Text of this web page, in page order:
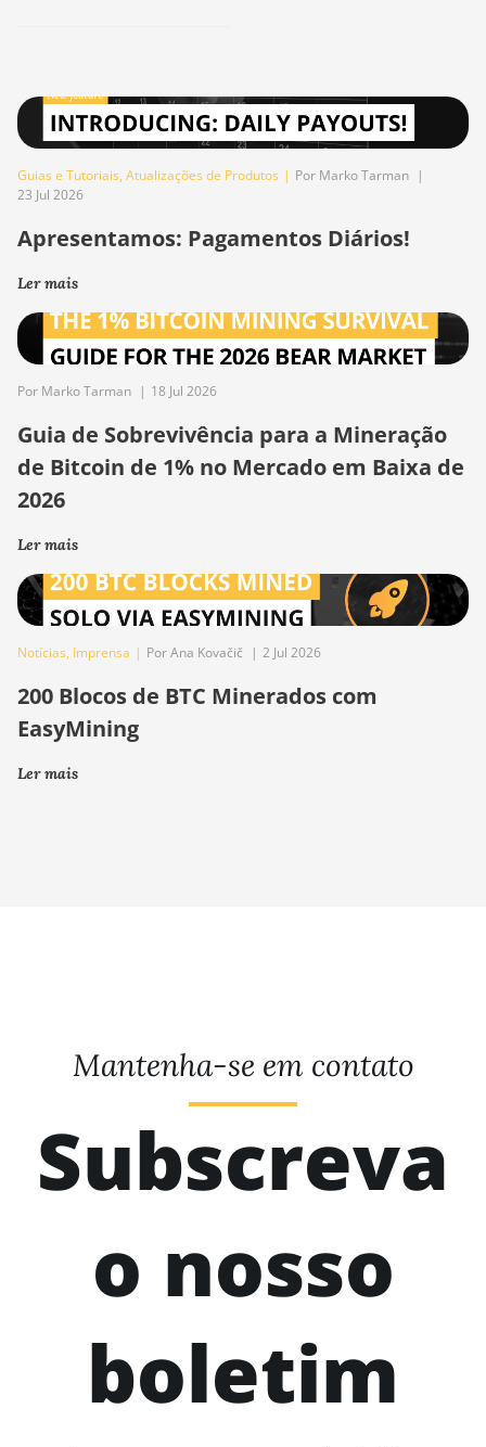
Guias e Tutoriais, Atualizações de Produtos | Por Marko Tarman |
23 Jul 2026
Apresentamos: Pagamentos Diários!
Ler mais
Por Marko Tarman | 18 Jul 2026
Guia de Sobrevivência para a Mineração
de Bitcoin de 1% no Mercado em Baixa de
2026
Ler mais
Notícias, Imprensa | Por Ana Kovačič | 2 Jul 2026
200 Blocos de BTC Minerados com
EasyMining
Ler mais
Mantenha-se em contato
Subscreva
o nosso
boletim